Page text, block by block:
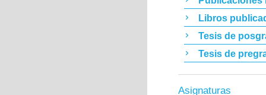
Libros
Tesis de
Tesis de
Asignaturas